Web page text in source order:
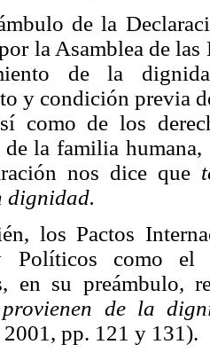
dela
la Asamblea de las
de la
y condición previa
como de los
de la familia
nos dice que
dignidad.
los Pactos
Políticos como el
en su preámbulo,
provienen de la
2001, pp. 121 y 131).